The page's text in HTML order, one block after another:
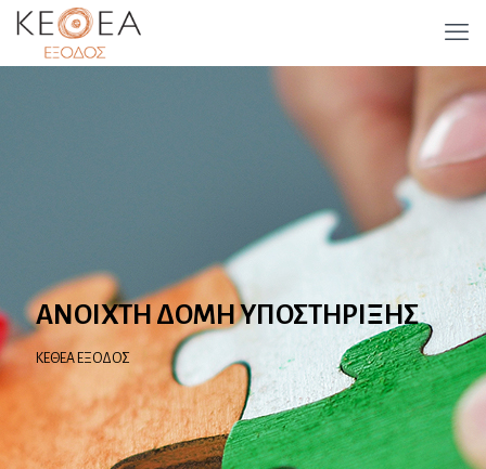
ΑΝΟΙΧΤΗ ΔΟΜΗ ΥΠΟΣΤΗΡΙΞΗΣ
ΚΕΘΕΑ ΕΞΟΔΟΣ